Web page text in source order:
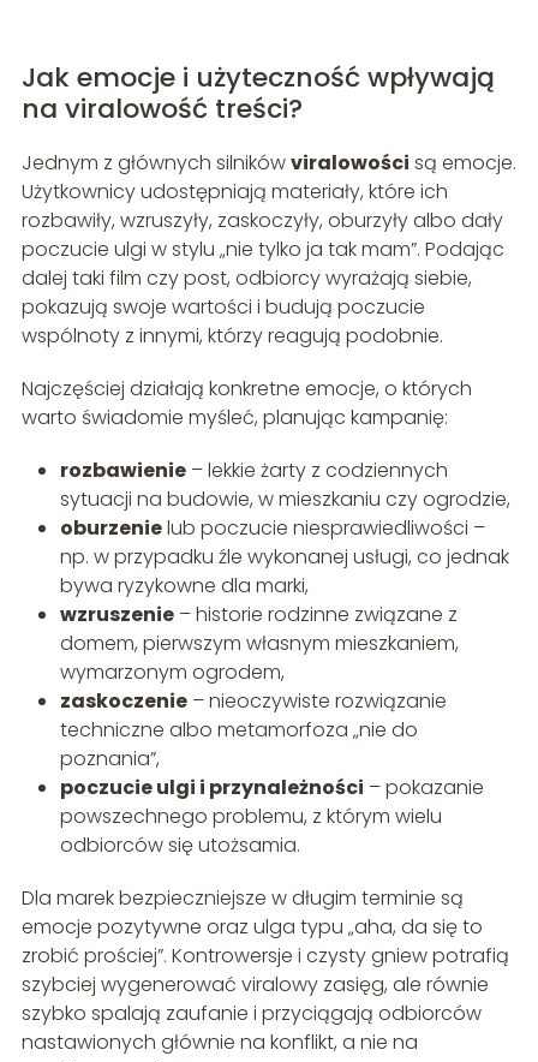
Jak emocje i użyteczność wpływają
na viralowość treści?
Jednym z głównych silnikówviralowości są emocje.
Użytkownicy udostępniają materiały, które ich
rozbawiły, wzruszyły, zaskoczyły, oburzyły albo dały
poczucie ulgi w stylu „nie tylko ja tak mam”. Podając
dalej taki film czy post, odbiorcy wyrażają siebie,
pokazują swoje wartości i budują poczucie
wspólnoty z innymi, którzy reagują podobnie.
Najczęściej działają konkretne emocje, o których
warto świadomie myśleć, planując kampanię:
rozbawienie– lekkie żarty z codziennych
sytuacji na budowie, w mieszkaniu czy ogrodzie,
oburzenielub poczucie niesprawiedliwości –
np. w przypadku źle wykonanej usługi, co jednak
bywa ryzykowne dla marki,
wzruszenie– historie rodzinne związane z
domem, pierwszym własnym mieszkaniem,
wymarzonym ogrodem,
zaskoczenie– nieoczywiste rozwiązanie
techniczne albo metamorfoza „nie do
poznania”,
poczucie ulgi i przynależności – pokazanie
powszechnego problemu, z którym wielu
odbiorców się utożsamia.
Dla marek bezpieczniejsze w długim terminie są
emocje pozytywne oraz ulga typu „aha, da się to
zrobić prościej”. Kontrowersje i czysty gniew potrafią
szybciej wygenerować viralowy zasięg, ale równie
szybko spalają zaufanie i przyciągają odbiorców
nastawionych głównie na konflikt, a nie na